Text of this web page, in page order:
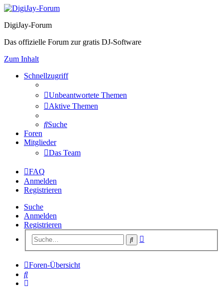
DigiJay-Forum
Das offizielle Forum zur gratis DJ-Software
Zum Inhalt
Schnellzugriff
Unbeantwortete Themen
Aktive Themen
Suche
Foren
Mitglieder
Das Team
FAQ
Anmelden
Registrieren
Suche
Anmelden
Registrieren
Suche
Foren-Übersicht
Suche